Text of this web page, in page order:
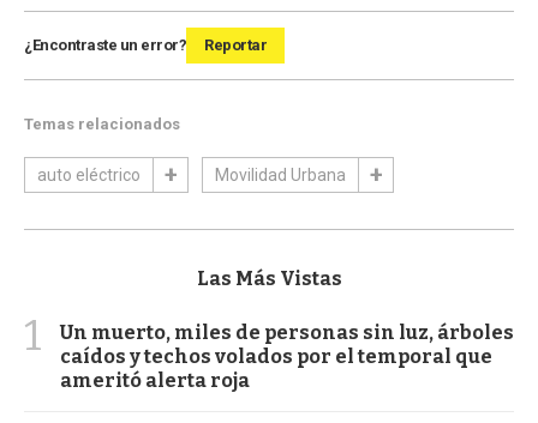
¿Encontraste un error? Reportar
Temas relacionados
auto eléctrico Movilidad Urbana
Las Más Vistas
1
Un muerto, miles de personas sin luz, árboles
caídos y techos volados por el temporal que
ameritó alerta roja